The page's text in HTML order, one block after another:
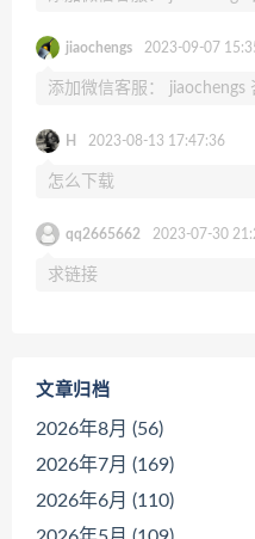
jiaochengs 2023-09-07
添加微信客服： jiaochengs
H 2023-08-13 17:47:36
怎么下载
qq2665662 2023-07-30
求链接
文章归档
2026年8月 (56)
2026年7月 (169)
2026年6月 (110)